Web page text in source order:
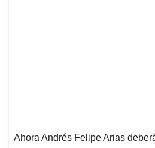
Ahora Andrés Felipe Arias